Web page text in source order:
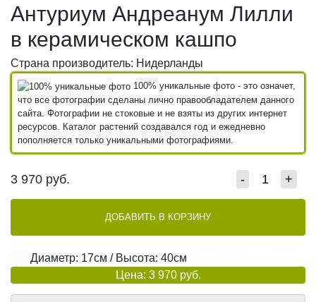
Антуриум Андреанум Лилли
в керамическом кашпо
Страна производитель: Нидерланды
100% уникальные фото - это означет,
что все фотографии сделаны лично правообладателем данного
сайта. Фотографии не стоковые и не взяты из других интернет
ресурсов. Каталог растений создавался год и ежедневно
пополняется только уникальными фотографиями.
3 970 руб. - +
ДОБАВИТЬ В КОРЗИНУ
Диаметр: 17см / Высота: 40см
Цена: 3 970 руб.